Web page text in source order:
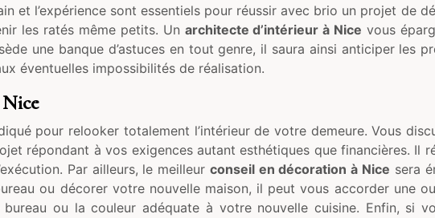
et l’expérience sont essentiels pour réussir avec brio un projet de
les ratés même petits. Un architecte d’intérieur à Nice vous
une banque d’astuces en tout genre, il saura ainsi anticiper les
éventuelles impossibilités de réalisation.
pour relooker totalement l’intérieur de votre demeure. Vous
répondant à vos exigences autant esthétiques que financières. Il
Par ailleurs, le meilleur conseil en décoration à Nice sera
ou décorer votre nouvelle maison, il peut vous accorder une
ou la couleur adéquate à votre nouvelle cuisine. Enfin, si